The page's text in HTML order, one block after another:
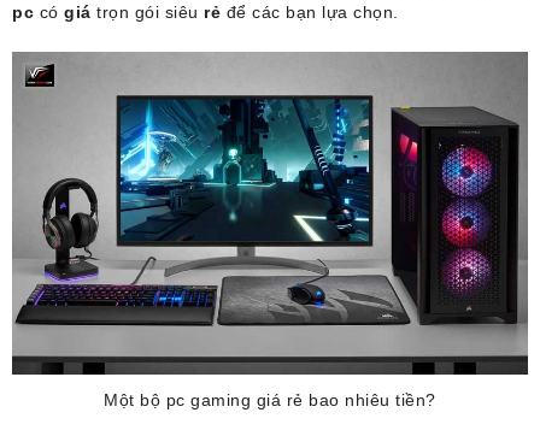
pc có giá trọn gói siêu rẻ để các bạn lựa chọn.
Một bộ pc gaming giá rẻ bao nhiêu tiền?